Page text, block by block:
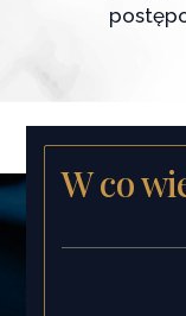
W co